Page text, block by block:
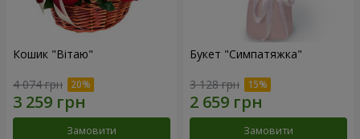
Кошик "Вітаю"
4 074 грн
Замовити
Букет "Симпатяжка"
3 128 грн
Замовити